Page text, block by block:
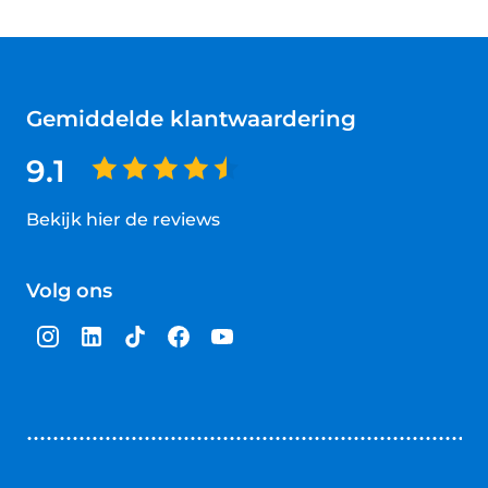
Gemiddelde klantwaardering
9.1
Bekijk hier de reviews
van
sterren
Volg ons